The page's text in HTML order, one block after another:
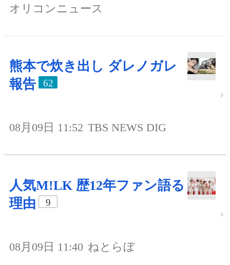
オリコンニュース
熊本で炊き出し ダレノガレ
報告
62
08月09日 11:52 TBS NEWS DIG
人気M!LK 歴12年ファン語る
理由
9
08月09日 11:40 ねとらぼ